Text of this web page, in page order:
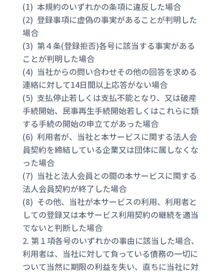
(1) 本規約のいずれかの条項に違反した場合
(2) 登録事項に虚偽の事実があることが判明した
場合
(3) 第４条(登録拒否)各号に該当する事実がある
ことが判明した場合
(4) 当社からの問い合わせその他の回答を求める
連絡に対して14日間以上応答がない場合
(5) 支払停止若しくは支払不能となり、又は破産
手続開始、民事再生手続開始若しくはこれらに類
する手続の開始の申立てがあった場合
(6) 利用者が、当社と本サービスに関する法人会
員契約を締結している企業又は団体に属しなくな
った場合
(7) 当社と法人会員との間の本サービスに関する
法人会員契約が終了した場合
(8) その他、当社が本サービスの利用、利用者と
しての登録又は本サービス利用契約の継続を適当
でないと判断した場合
第１項各号のいずれかの事由に該当した場合、
利用者は、当社に対して負っている債務の一切に
ついて当然に期限の利益を失い、直ちに当社に対